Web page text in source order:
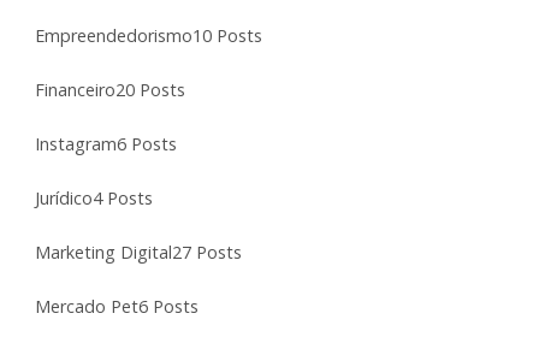
Empreendedorismo10 Posts
Financeiro20 Posts
Instagram6 Posts
Jurídico4 Posts
Marketing Digital27 Posts
Mercado Pet6 Posts